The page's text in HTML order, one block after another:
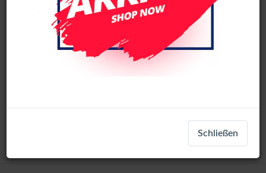
Samsung Galaxy A33 5G (A336B) Pulled B-
Registrieren
Schließen